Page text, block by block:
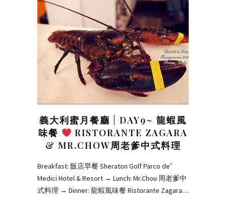
義大利蜜月餐廳 | DAY9~ 龍蝦風
味餐
RISTORANTE ZAGARA
& MR.CHOW周老爹中式料理
Breakfast: 飯店早餐 Sheraton Golf Parco de’
Medici Hotel & Resort → Lunch: Mr.Chou 周老爹中
式料理 → Dinner: 龍蝦風味餐 Ristorante Zagara…